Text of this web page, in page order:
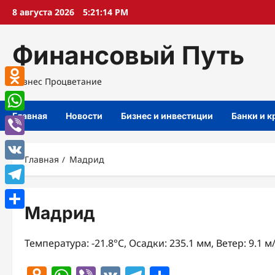
Перейти
8 августа 2026 5:21:15 PM
Финансовый Путь
Бизнес Процветание
Главная Новости Бизнес и инвестиции Банки и
Главная Мадрид
Мадрид
Температура: -21.8°C, Осадки: 235.1 мм, Ветер: 9.1
Odnoklassniki
WhatsApp
Viber
VK
Telegram
Отправить